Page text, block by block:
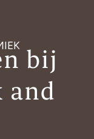
bij
and